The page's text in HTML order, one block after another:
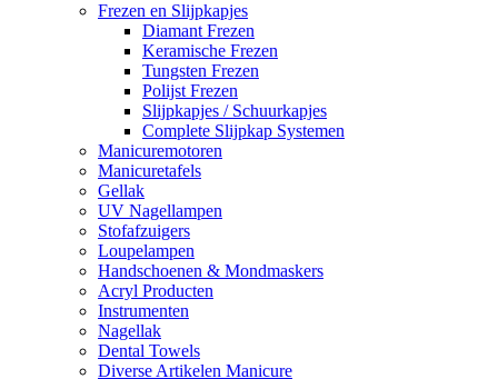
Frezen en Slijpkapjes
Diamant Frezen
Keramische Frezen
Tungsten Frezen
Polijst Frezen
Slijpkapjes / Schuurkapjes
Complete Slijpkap Systemen
Manicuremotoren
Manicuretafels
Gellak
UV Nagellampen
Stofafzuigers
Loupelampen
Handschoenen & Mondmaskers
Acryl Producten
Instrumenten
Nagellak
Dental Towels
Diverse Artikelen Manicure